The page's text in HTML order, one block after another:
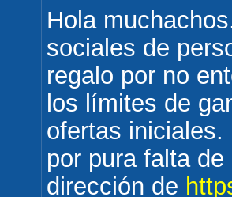
Hola
sociales de
regalo por no
los límites de
ofertas
por pura falta
dirección de